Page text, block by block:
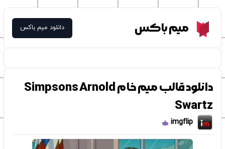
Meme Boxمیم باکس دانلود میم باکس
دانلود قالب میم خام Simpsons Arnold
Swartz
imgflip